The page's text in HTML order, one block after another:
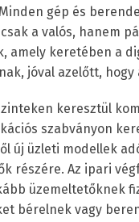
gép és
a valós, hanem
amely keretében a
jóval azelőtt,
keresztül
szabványon
új üzleti modellek
részére. Az ipari
üzemeltetőknek
bérelnek vagy